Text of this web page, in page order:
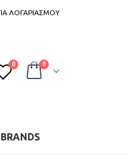
ΛΟΓΑΡΙΑΣΜΟΥ
0 0
BRANDS